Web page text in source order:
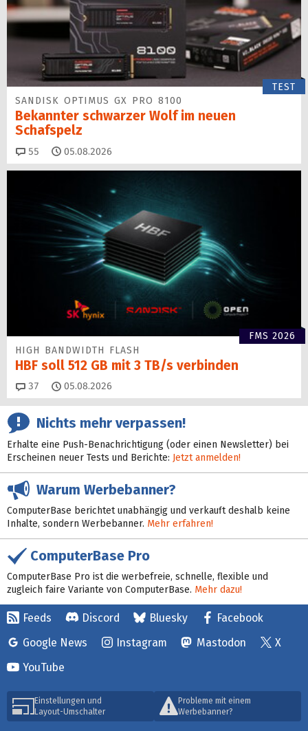
TEST
SANDISK OPTIMUS GX PRO 8100
Bekannter schwarzer Wolf im neuen
Schafspelz
55 Kommentare
05.08.2026
FMS 2026
HIGH BANDWIDTH FLASH
HBF soll 512 GB mit 3 TB/s verbinden
37 Kommentare
05.08.2026
Nichts mehr verpassen!
Erhalte eine Push-Benachrichtigung (oder einen Newsletter) bei
Erscheinen neuer Tests und Berichte: Jetzt anmelden!
Warum Werbebanner?
ComputerBase berichtet unabhängig und verkauft deshalb keine
Inhalte, sondern Werbebanner. Mehr erfahren!
ComputerBase Pro
ComputerBase Pro ist die werbefreie, schnelle, flexible und
zugleich faire Variante von ComputerBase. Mehr dazu!
Feeds Discord Bluesky
Facebook
Google News
Instagram Mastodon
X
YouTube
Einstellungen und
Layout-Umschalter
Probleme mit einem
Werbebanner?